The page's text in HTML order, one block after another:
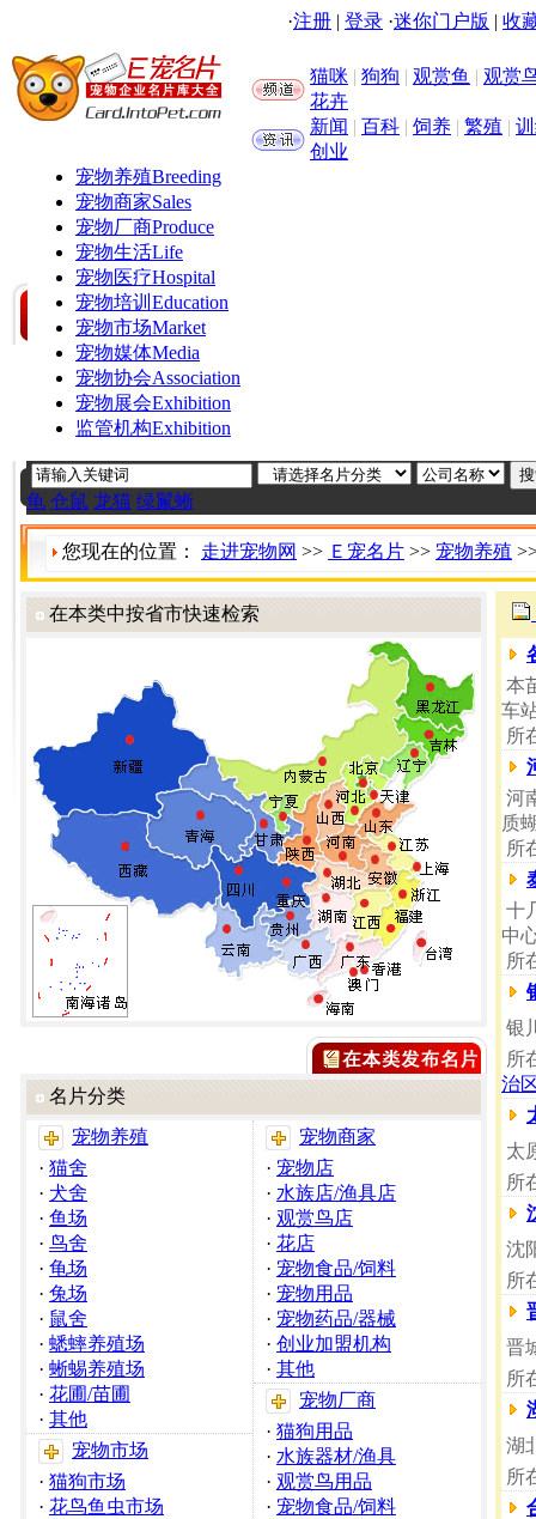
·注册 | 登录 ·迷你门户版 | 收
猫咪 | 狗狗 | 观赏鱼 | 观赏
花卉
新闻 | 百科 | 饲养 | 繁殖 |
创业
宠物养殖Breeding
宠物商家Sales
宠物厂商Produce
宠物生活Life
宠物医疗Hospital
宠物培训 Education
宠物市场Market
宠物媒体Media
宠物协会Association
宠物展会Exhibition
监管机构Exhibition
龟 仓鼠 龙猫 绿鬣蜥
您现在的位置： 走进宠物网 >> Ｅ宠名片 >> 宠物养殖
在本类中按省市快速检索
名片分类
宠物养殖
· 猫舍
· 犬舍
· 鱼场
· 鸟舍
· 龟场
· 兔场
· 鼠舍
· 蟋蟀养殖场
· 蜥蜴养殖场
· 花圃/苗圃
· 其他
宠物市场
· 猫狗市场
· 花鸟鱼虫市场
宠物商家
· 宠物店
· 水族店/渔具店
· 观赏鸟店
· 花店
· 宠物食品/饲料
· 宠物用品
· 宠物药品/器械
· 创业加盟机构
· 其他
宠物厂商
· 猫狗用品
· 水族器材/渔具
· 观赏鸟用品
· 宠物食品/饲料
本
车
所
河
质
所
十
中
所
银
所
治
太
所
沈
所
晋
所
湖
所